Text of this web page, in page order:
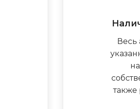
Весь
также